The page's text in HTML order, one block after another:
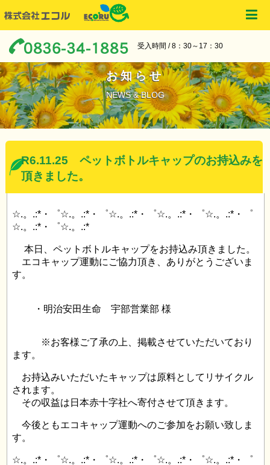
受入時間 / 8：30～17：30
お知らせ
NEWS & BLOG
R6.11.25 ペットボトルキャップのお持込みを
頂きました。
☆.。.:*・゜☆.。.:*・゜☆.。.:*・゜☆.。.:*・゜☆.。.:*・゜
☆.。.:*・゜☆.。.:*
本日、ペットボトルキャップをお持込み頂きました。
エコキャップ運動にご協力頂き、ありがとうございま
す。
・明治安田生命 宇部営業部 様
※お客様ご了承の上、掲載させていただいており
ます。
お持込みいただいたキャップは原料としてリサイクル
されます。
その収益は日本赤十字社へ寄付させて頂きます。
今後ともエコキャップ運動へのご参加をお願い致しま
す。
☆.。.:*・゜☆.。.:*・゜☆.。.:*・゜☆.。.:*・゜☆.。.:*・゜